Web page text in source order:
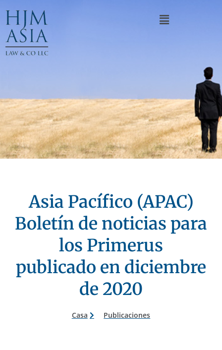
Asia Pacífico (APAC)
Boletín de noticias para
los Primerus
publicado en diciembre
de 2020
Casa Publicaciones